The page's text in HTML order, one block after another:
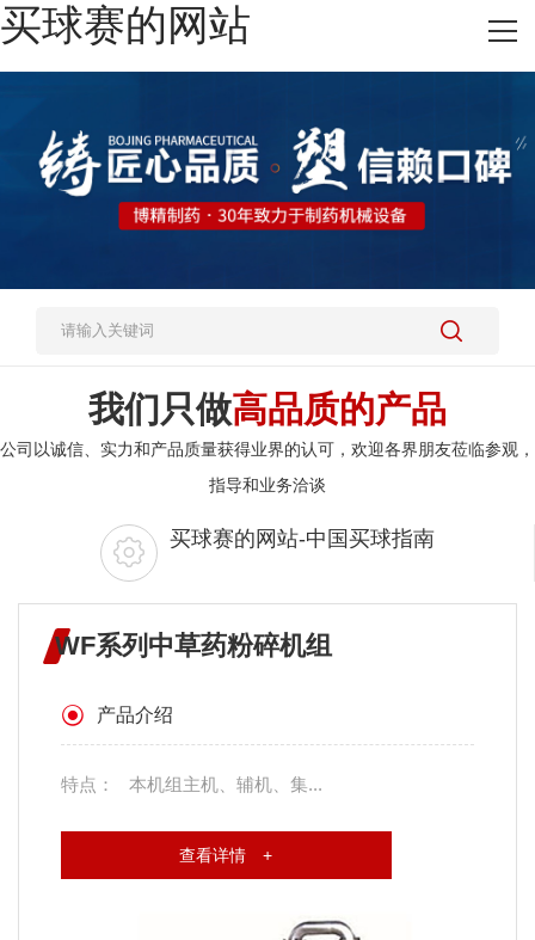
买球赛的网站
网站买球赛的网站
施工案例
人才招聘
买球赛的网站-中国买球指南
我们只做高品质的产品
公司以诚信、实力和产品质量获得业界的认可，欢迎各界朋友莅临参观，
指导和业务洽谈
买球赛的网站-中国买球指南
WF系列中草药粉碎机组
产品介绍
特点： 本机组主机、辅机、集...
查看详情 +